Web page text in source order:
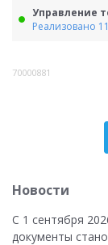
Управление
Реализовано
70000881
Новости
С 1 сентября
документы